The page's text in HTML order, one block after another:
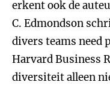
erkent ook de
C. Edmondson
divers teams need
Harvard Business
diversiteit alleen